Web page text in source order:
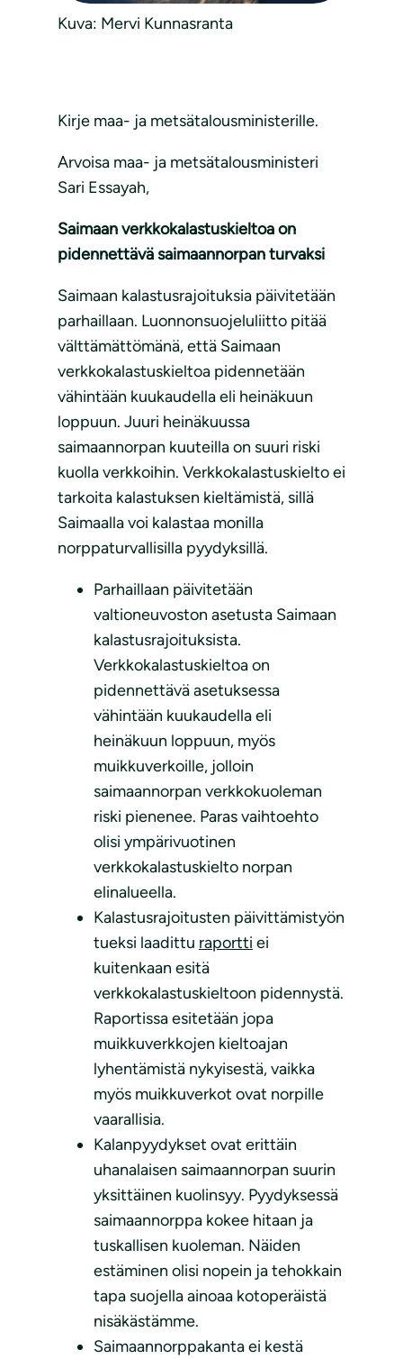
Kuva: Mervi Kunnasranta
Kirje maa- ja metsätalousministerille.
Arvoisa maa- ja metsätalousministeri
Sari Essayah,
Saimaan verkkokalastuskieltoa on
pidennettävä saimaannorpan turvaksi
Saimaan kalastusrajoituksia päivitetään
parhaillaan. Luonnonsuojeluliitto pitää
välttämättömänä, että Saimaan
verkkokalastuskieltoa pidennetään
vähintään kuukaudella eli heinäkuun
loppuun. Juuri heinäkuussa
saimaannorpan kuuteilla on suuri riski
kuolla verkkoihin. Verkkokalastuskielto ei
tarkoita kalastuksen kieltämistä, sillä
Saimaalla voi kalastaa monilla
norppaturvallisilla pyydyksillä.
Parhaillaan päivitetään
valtioneuvoston asetusta Saimaan
kalastusrajoituksista.
Verkkokalastuskieltoa on
pidennettävä asetuksessa
vähintään kuukaudella eli
heinäkuun loppuun, myös
muikkuverkoille, jolloin
saimaannorpan verkkokuoleman
riski pienenee. Paras vaihtoehto
olisi ympärivuotinen
verkkokalastuskielto norpan
elinalueella.
Kalastusrajoitusten päivittämistyön
tueksi laadittu raportti ei
kuitenkaan esitä
verkkokalastuskieltoon pidennystä.
Raportissa esitetään jopa
muikkuverkkojen kieltoajan
lyhentämistä nykyisestä, vaikka
myös muikkuverkot ovat norpille
vaarallisia.
Kalanpyydykset ovat erittäin
uhanalaisen saimaannorpan suurin
yksittäinen kuolinsyy. Pyydyksessä
saimaannorppa kokee hitaan ja
tuskallisen kuoleman. Näiden
estäminen olisi nopein ja tehokkain
tapa suojella ainoaa kotoperäistä
nisäkästämme.
Saimaannorppakanta ei kestä